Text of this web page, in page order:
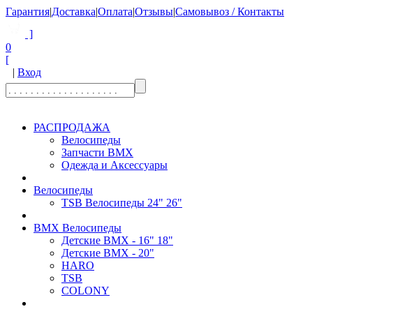
Гарантия|Доставка|Оплата|Отзывы|Самовывоз / Контакты
]
0
[
| Вход
РАСПРОДАЖА
Велосипеды
Запчасти BMX
Одежда и Аксессуары
Велосипеды
TSB Велосипеды 24" 26"
BMX Велосипеды
Детские BMX - 16" 18"
Детские BMX - 20"
HARO
TSB
COLONY